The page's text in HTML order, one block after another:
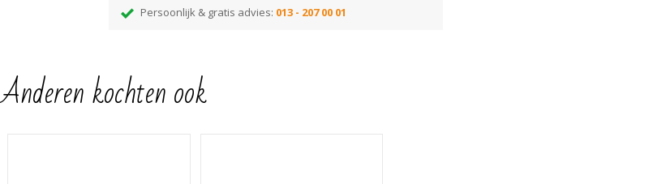
Persoonlijk & gratis advies: 013 - 207 00 01
Anderen kochten ook